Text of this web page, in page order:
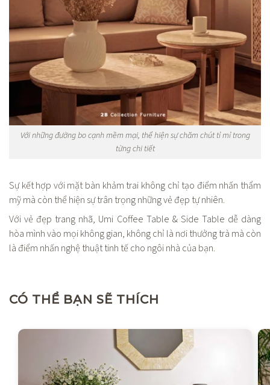
Với những đường bo cạnh mềm mại, thể hiện sự chăm chút tỉ mỉ trong
từng chi tiết
Sự kết hợp với mặt bàn khảm trai không chỉ tạo điểm nhấn thẩm
mỹ mà còn thể hiện sự trân trọng những vẻ đẹp tự nhiên.
Với vẻ đẹp trang nhã, Umi Coffee Table & Side Table dễ dàng
hòa mình vào mọi không gian, không chỉ là nơi thưởng trà mà còn
là điểm nhấn nghệ thuật tinh tế cho ngôi nhà của bạn.
CÓ THỂ BẠN SẼ THÍCH